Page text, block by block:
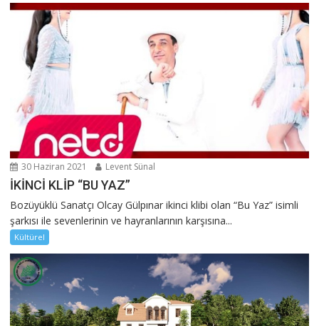
30 Haziran 2021 Levent Sünal
İKİNCİ KLİP “BU YAZ”
Bozüyüklü Sanatçı Olcay Gülpınar ikinci klibi olan “Bu Yaz” isimli
şarkısı ile sevenlerinin ve hayranlarının karşısına...
Kültürel